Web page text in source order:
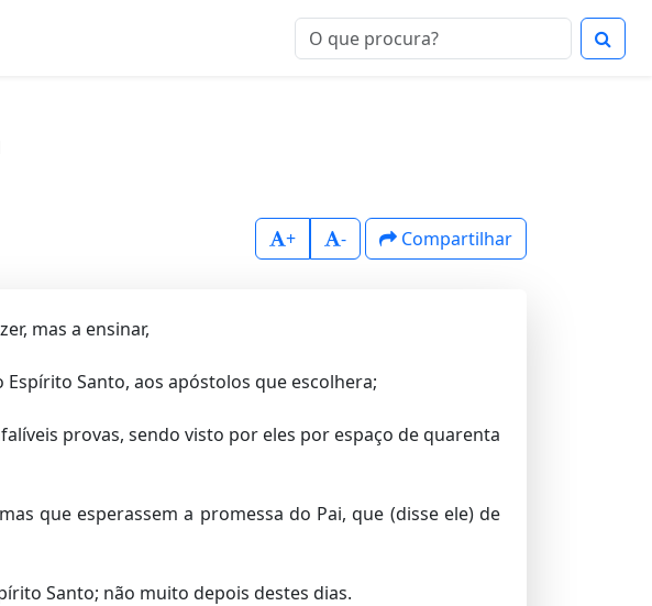
+ - Compartilhar
mas a ensinar,
Santo, aos apóstolos que escolhera;
provas, sendo visto por eles por espaço de quarenta
que esperassem a promessa do Pai, que (disse ele) de
Santo; não muito depois destes dias.